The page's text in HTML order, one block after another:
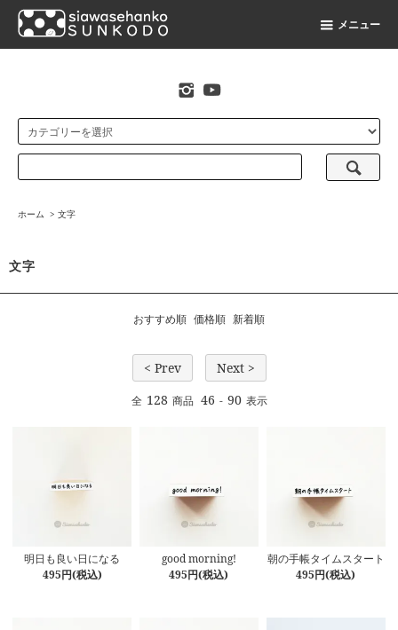
メニュー
ホーム > 文字
文字
おすすめ順 価格順 新着順
< Prev Next >
全 128 商品 46 - 90 表示
明日も良い日になる
495円(税込)
good morning!
495円(税込)
朝の手帳タイムスタート
495円(税込)